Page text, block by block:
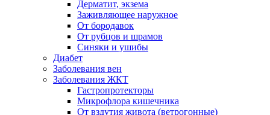
Дерматит, экзема
Заживляющее наружное
От бородавок
От рубцов и шрамов
Синяки и ушибы
Диабет
Заболевания вен
Заболевания ЖКТ
Гастропротекторы
Микрофлора кишечника
От вздутия живота (ветрогонные)